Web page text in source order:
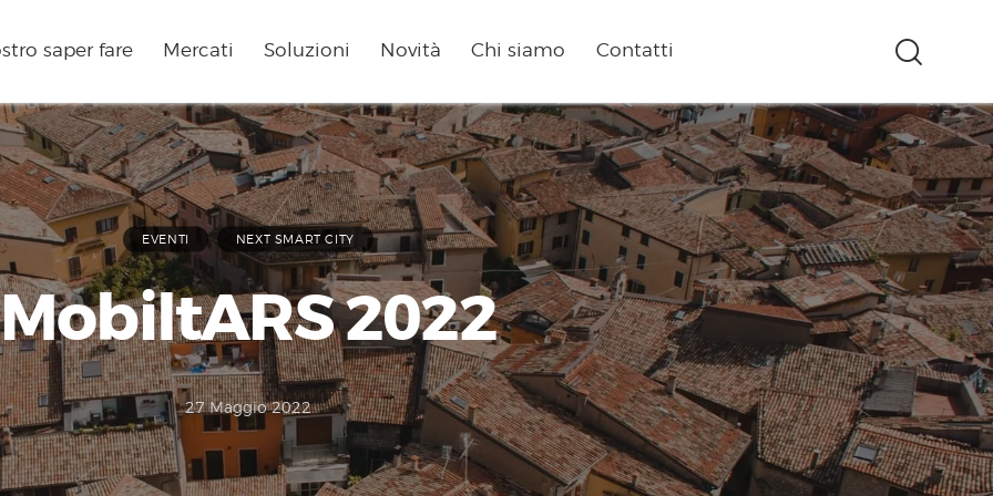
saper fare Mercati Soluzioni Novità Chi siamo Contatti
EVENTI NEXT SMART CITY
MobiltARS 2022
27 Maggio 2022